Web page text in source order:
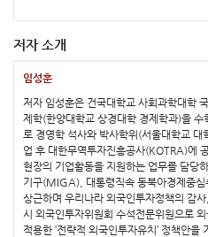
저자 소개
임성훈
저자 임성훈은 건국대학교 사회과학대학
제학(한양대학교 상경대학 경제학과)을
로 경영학 석사와 박사학위(서울대학교
업 후 대한무역투자진흥공사(KOTRA)에
현장의 기업활동을 지원하는 업무를 담당
기구(MIGA), 대통령직속 동북아경제중심
상근하며 우리나라 외국인투자정책의 감
시 외국인투자위원회 수석전문위원으로
적용한 ‘전략적 외국인투자유치’ 정책안